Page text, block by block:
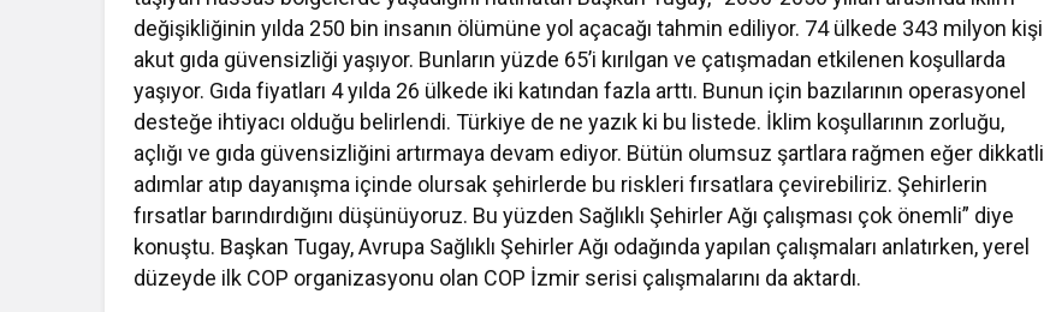
değişikliğinin yılda 250 bin insanın ölümüne yol açacağı tahmin ediliyor. 74 ülkede 343 milyon kişi
akut gıda güvensizliği yaşıyor. Bunların yüzde 65’i kırılgan ve çatışmadan etkilenen koşullarda
yaşıyor. Gıda fiyatları 4 yılda 26 ülkede iki katından fazla arttı. Bunun için bazılarının operasyonel
desteğe ihtiyacı olduğu belirlendi. Türkiye de ne yazık ki bu listede. İklim koşullarının zorluğu,
açlığı ve gıda güvensizliğini artırmaya devam ediyor. Bütün olumsuz şartlara rağmen eğer dikkatli
adımlar atıp dayanışma içinde olursak şehirlerde bu riskleri fırsatlara çevirebiliriz. Şehirlerin
fırsatlar barındırdığını düşünüyoruz. Bu yüzden Sağlıklı Şehirler Ağı çalışması çok önemli” diye
konuştu. Başkan Tugay, Avrupa Sağlıklı Şehirler Ağı odağında yapılan çalışmaları anlatırken, yerel
düzeyde ilk COP organizasyonu olan COP İzmir serisi çalışmalarını da aktardı.